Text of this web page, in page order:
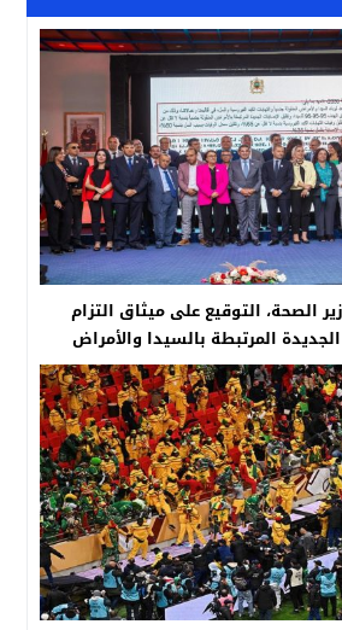
الصحة، التوقيع على ميثاق التزام
المرتبطة بالسيدا والأمراض
المنقولة جنسياً